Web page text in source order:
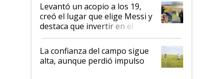
Levantó un acopio a los 19,
creó el lugar que elige Messi y
destaca que invertir en el
kirchnerismo era como "darle
plata a un hijo para droga":
Juan Félix Rossetti, el libertario
que de una dura crisis salió
La confianza del campo sigue
alta, aunque perdió impulso